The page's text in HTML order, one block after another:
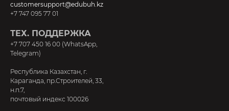
customersupport@edubuh.kz
+7 747 095 77 01
ТЕХ. ПОДДЕРЖКА
+7 707 450 16 00 (WhatsApp,
Telegram)
Республика Казахстан, г.
Караганда, пр.Строителей, 33,
н.п.7,
почтовый индекс 100026